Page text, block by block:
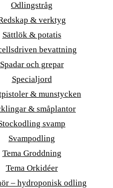
Odlingstråg
& verktyg
Sättlök & potatis
bevattning
Spadar och grepar
Specialjord
& munstycken
& småplantor
svamp
Svampodling
Tema Groddning
Tema Orkidéer
– hydroponisk odling